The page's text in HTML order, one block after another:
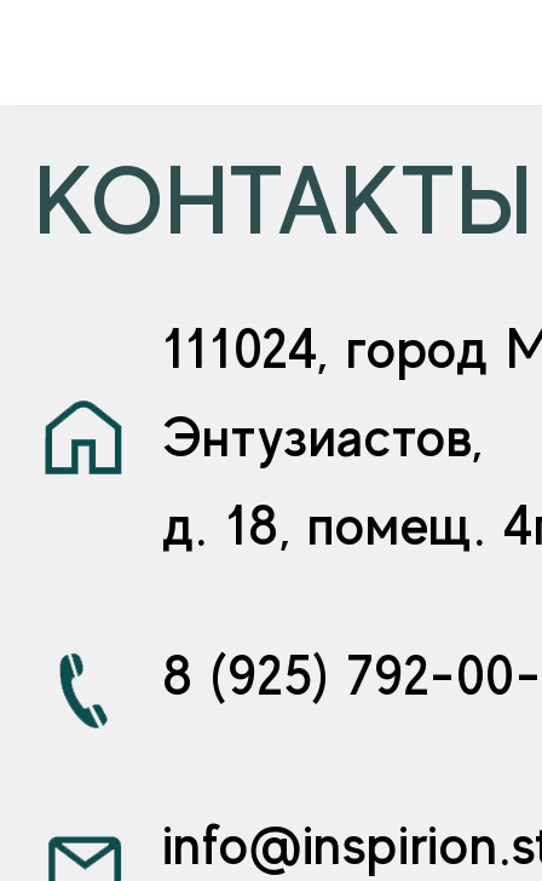
КОНТАКТЫ
111024, город
Энтузиастов,
д. 18, помещ.
8 (925) 792-